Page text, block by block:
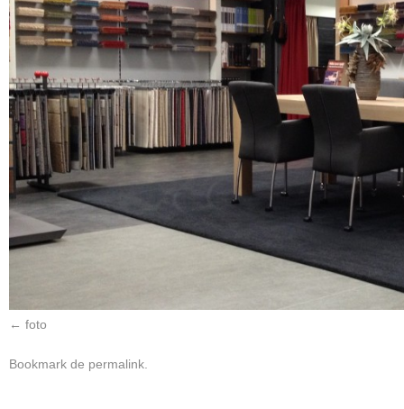
foto
Bookmark de permalink